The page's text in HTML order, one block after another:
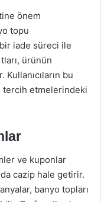
önem
topu
iade süreci ile
ürünün
bu
tercih etmelerindeki
ve kuponlar
cazip hale getirir.
banyo topları